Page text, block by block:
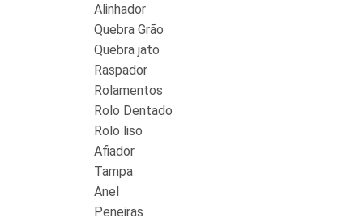
Alinhador
Quebra Grão
Quebra jato
Raspador
Rolamentos
Rolo Dentado
Rolo liso
Afiador
Tampa
Anel
Peneiras